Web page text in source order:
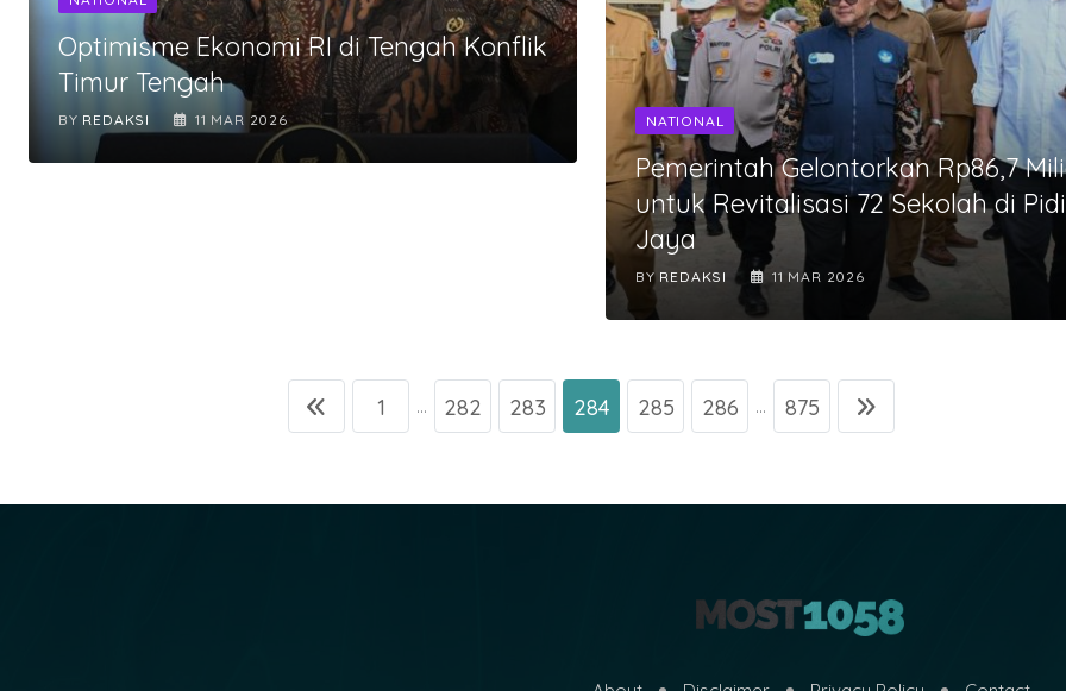
Optimisme Ekonomi RI di Tengah Konflik
Timur Tengah
BY REDAKSI 11 MAR 2026 NATIONAL
Pemerintah Gelontorkan Rp86,7
untuk Revitalisasi 72 Sekolah di
Jaya
BY REDAKSI 11 MAR 2026
1 ... 282 283 284 285 286 ... 875